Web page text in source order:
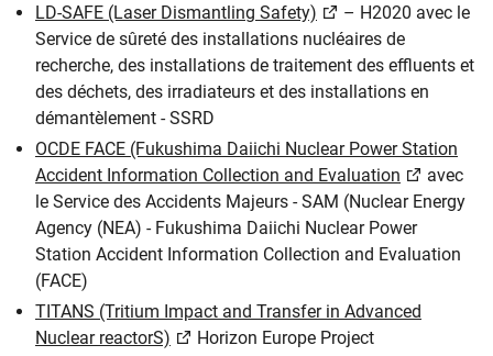
LD-SAFE (Laser Dismantling Safety)
– H2020 avec le
Service de sûreté des installations nucléaires de
recherche, des installations de traitement des effluents et
des déchets, des irradiateurs et des installations en
démantèlement - SSRD
OCDE FACE (Fukushima Daiichi Nuclear Power Station
Accident Information Collection and Evaluation
avec
le Service des Accidents Majeurs - SAM (Nuclear Energy
Agency (NEA) - Fukushima Daiichi Nuclear Power
Station Accident Information Collection and Evaluation
(FACE)
TITANS (Tritium Impact and Transfer in Advanced
Nuclear reactorS)
Horizon Europe Project